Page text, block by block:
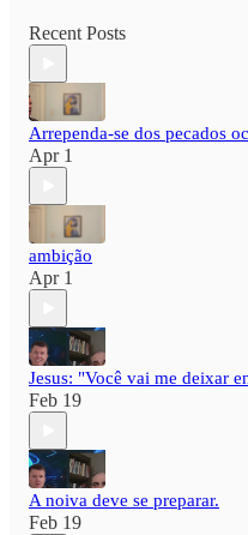
Recent Posts
Arrependa-se dos pecados
Apr 1
ambição
Apr 1
Jesus: "Você vai me deixar
Feb 19
A noiva deve se preparar.
Feb 19